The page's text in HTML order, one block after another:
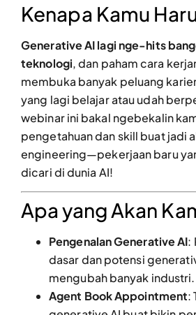
Kenapa Kamu
Generative AI lagi nge-hits
teknologi, dan paham cara
membuka banyak peluang
yang lagi belajar atau udah
webinar ini bakal ngebekalin
pengetahuan dan skill buat jadi
engineering—pekerjaan baru
dicari di dunia AI!
Apa yang Akan
Pengenalan Generative AI:
dasar dan potensi
mengubah banyak industri.
Agent Book Appointment: